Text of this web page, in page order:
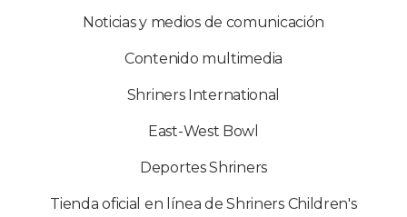
Noticias y medios de comunicación
Contenido multimedia
Shriners International
East-West Bowl
Deportes Shriners
Tienda oficial en línea de Shriners Children's